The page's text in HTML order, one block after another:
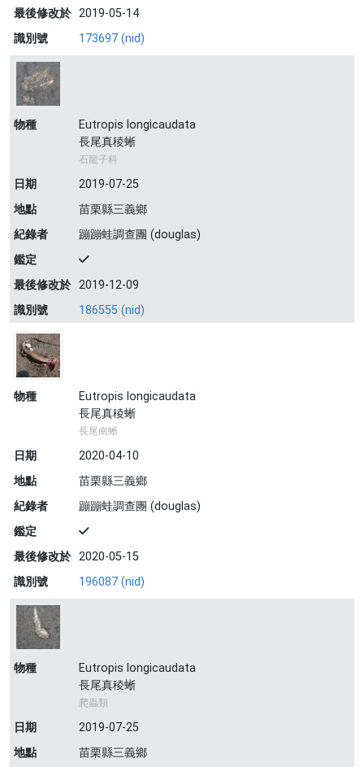
最後修改於 2019-05-14
識別號
173697 (nid)
物種
Eutropis longicaudata
長尾真稜蜥
石龍子科
日期
2019-07-25
地點
苗栗縣三義鄉
紀錄者
蹦蹦蛙調查團 (douglas)
鑑定
最後修改於 2019-12-09
識別號
186555 (nid)
物種
Eutropis longicaudata
長尾真稜蜥
長尾南蜥
日期
2020-04-10
地點
苗栗縣三義鄉
紀錄者
蹦蹦蛙調查團 (douglas)
鑑定
最後修改於 2020-05-15
識別號
196087 (nid)
物種
Eutropis longicaudata
長尾真稜蜥
爬蟲類
日期
2019-07-25
地點
苗栗縣三義鄉